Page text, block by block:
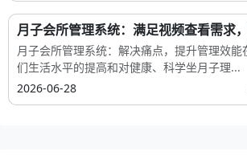
月子会所管理系统：满足视频查看需求
月子会所管理系统：解决痛点，提升管理效能
们生活水平的提高和对健康、科学坐月子理...
2026-06-28